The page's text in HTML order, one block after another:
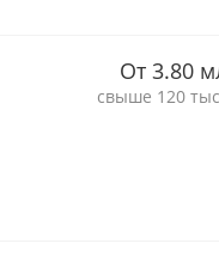
От 3.80
свыше 120